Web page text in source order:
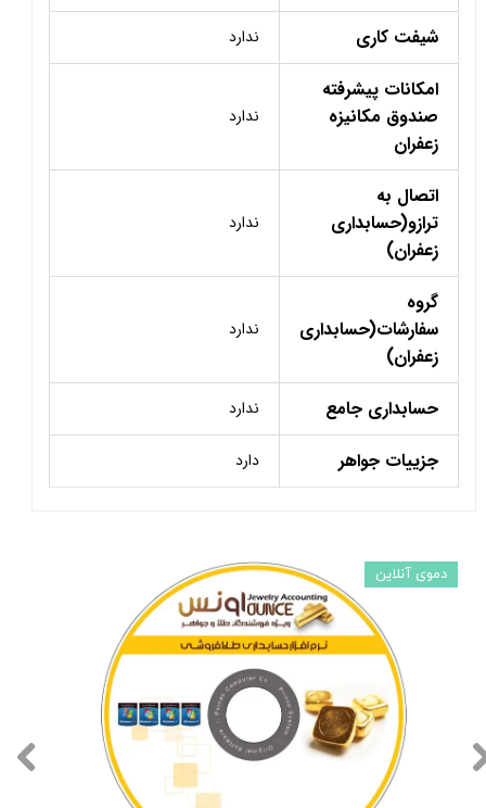
شیفت کاری ندارد
امکانات پیشرفته
صندوق مکانیزه
زعفران
ندارد
اتصال به
ترازو(حسابداری
زعفران)
ندارد
گروه
سفارشات(حسابداری
زعفران)
ندارد
حسابداری جامع ندارد
جزییات جواهر دارد
دموی آنلاین